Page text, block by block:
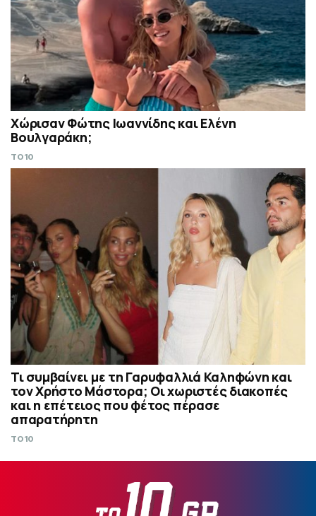
Χώρισαν Φώτης Ιωαννίδης και Ελένη
Βουλγαράκη;
TO10
Τι συμβαίνει με τη Γαρυφαλλιά Καληφώνη και
τον Χρήστο Μάστορα; Οι χωριστές διακοπές
και η επέτειος που φέτος πέρασε
απαρατήρητη
TO10